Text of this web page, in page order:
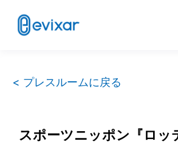
< プレスルームに戻る
スポーツニッポン『ロッ